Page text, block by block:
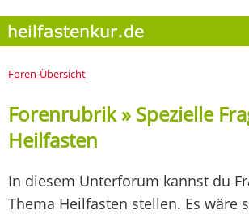
Foren-Übersicht
Forenrubrik » Spezielle
Heilfasten
In diesem Unterforum kannst du
Thema Heilfasten stellen. Es wäre